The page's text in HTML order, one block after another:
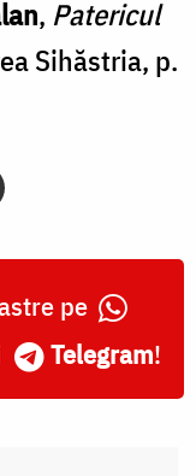
, Patericul
Sihăstria, p.
pe
Telegram!